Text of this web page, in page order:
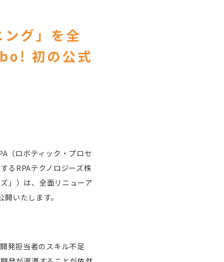
グ」を全
初の公式
（ロボティック・プロセ
るRPAテクノロジーズ株
」）は、全面リニューア
いたします。
発担当者のスキル不足